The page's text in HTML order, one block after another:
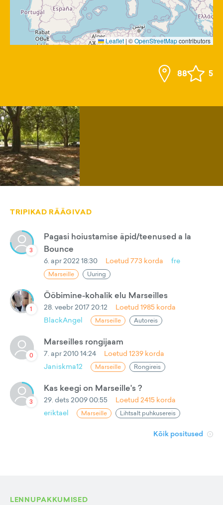
Leaflet | ©OpenStreetMapcontributors
88 5
TRIPIKAD RÄÄGIVAD
3
Pagasi hoiustamise äpid/teenused a la
Bounce
6. apr 2022 18:30 Loetud 773 korda fre
Marseille Uuring
1
Ööbimine-kohalik elu Marseilles
28. veebr 2017 20:12 Loetud 1985 korda
BlackAngel
Marseille Autoreis
0
Marseilles rongijaam
7. apr 2010 14:24 Loetud 1239 korda
Janiskma12
Marseille Rongireis
3
Kas keegi on Marseille's ?
29. dets 2009 00:55 Loetud 2415 korda
eriktael
Marseille Lihtsalt puhkusereis
Kõik positused
LENNUPAKKUMISED